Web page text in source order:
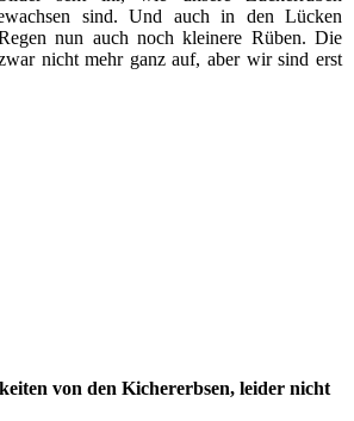
sind. Und auch in den Lücken
nun auch noch kleinere Rüben. Die
nicht mehr ganz auf, aber wir sind erst
von den Kichererbsen, leider nicht